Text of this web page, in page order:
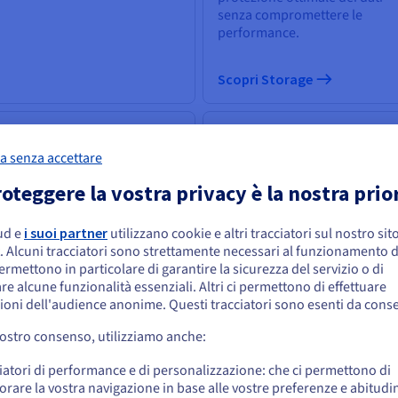
senza compromettere le
performance.
Scopri Storage
dell'Intelligenza
alla portata di tutti:
a strumenti in grado di
IA & Machine Learning
motori di database e fai
tua infrastruttura di dati da
che la tua localizzazione sia Stati
un ordine da Stati Uniti, è necessario accedere al sito web del
un account.
us.ovhcloud.com/
Inglese USD - $
senza accettare
la vostra privacy è la nostra
ei suoi partner utilizzano cookie e altri tracciatori sul nostro sito
Alcuni tracciatori sono strettamente necessari al funzionamento
in particolare di garantire la sicurezza del servizio o di
alcune funzionalità essenziali. Altri ci permettono di effettuare
dell'audience anonime. Questi tracciatori sono esenti da
consenso, utilizziamo anche:
di performance e di personalizzazione: che ci permettono di
la vostra navigazione in base alle vostre preferenze e